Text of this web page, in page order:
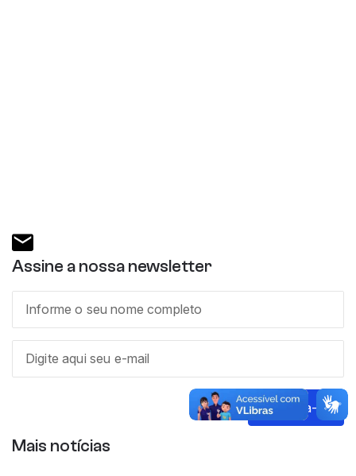
Assine a nossa newsletter
Inscreva-se
Mais notícias